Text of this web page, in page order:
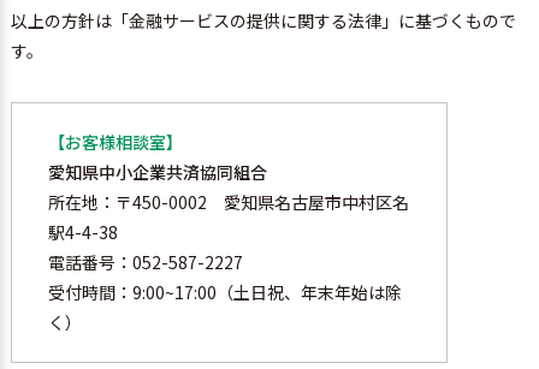
以上の方針は「金融サービスの提供に関する法律」に基づくもので
す。
【お客様相談室】
愛知県中小企業共済協同組合
所在地：〒450-0002 愛知県名古屋市中村区名
駅4-4-38
電話番号：052-587-2227
受付時間：9:00~17:00（土日祝、年末年始は除
く）